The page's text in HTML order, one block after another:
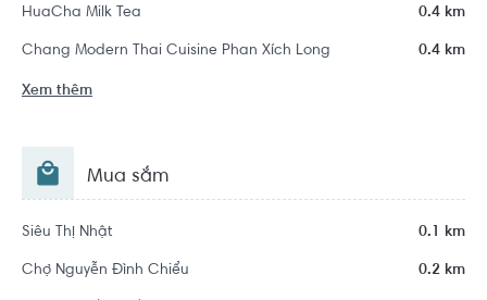
HuaCha Milk Tea 0.4 km
Chang Modern Thai Cuisine Phan Xích Long 0.4 km
Xem thêm
Mua sắm
Siêu Thị Nhật 0.1 km
Chợ Nguyễn Đình Chiểu 0.2 km